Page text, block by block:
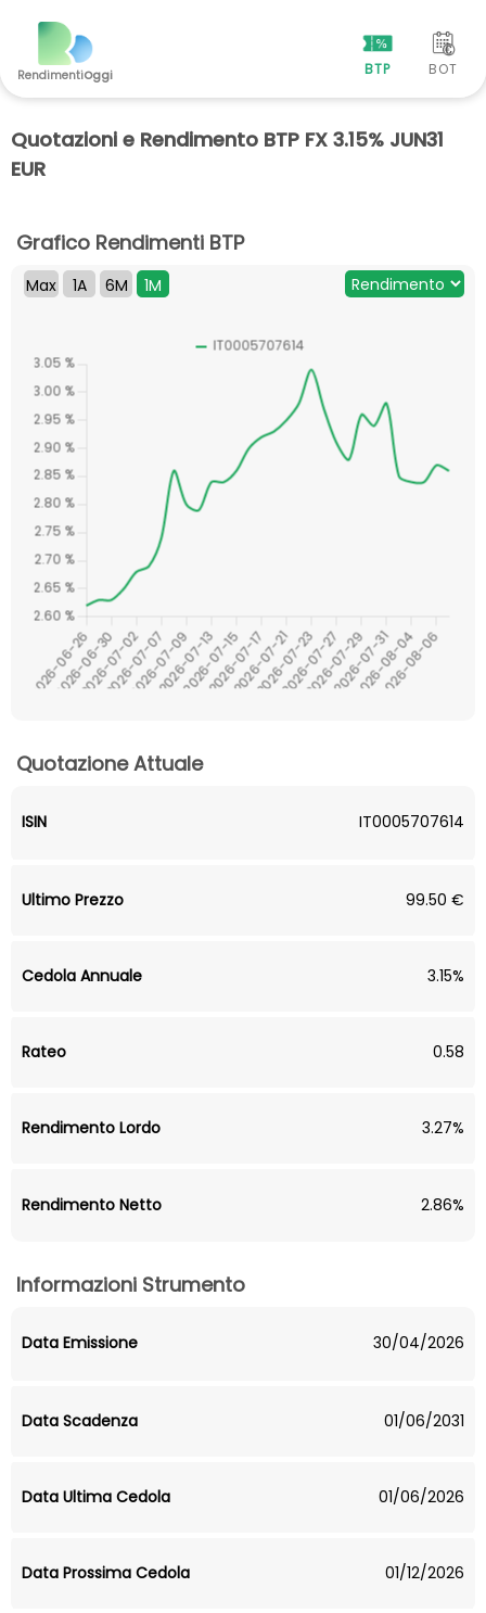
RendimentiOggi BTP BOT
Quotazioni e Rendimento BTP FX 3.15% JUN31
EUR
Grafico Rendimenti BTP
Max 1A 6M 1M
Quotazione Attuale
ISIN IT0005707614
Ultimo Prezzo 99.50 €
Cedola Annuale 3.15%
Rateo 0.58
Rendimento Lordo 3.27%
Rendimento Netto 2.86%
Informazioni Strumento
Data Emissione 30/04/2026
Data Scadenza 01/06/2031
Data Ultima Cedola 01/06/2026
Data Prossima Cedola 01/12/2026